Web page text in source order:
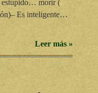
estúpido… morir (
Es inteligente…
Leer más »